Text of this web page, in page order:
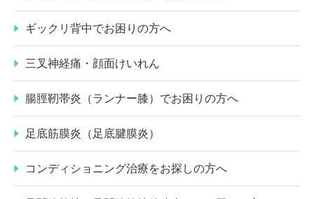
ギックリ背中でお困りの方へ
三叉神経痛・顔面けいれん
腸脛靭帯炎（ランナー膝）でお困りの方へ
足底筋膜炎（足底腱膜炎）
コンディショニング治療をお探しの方へ